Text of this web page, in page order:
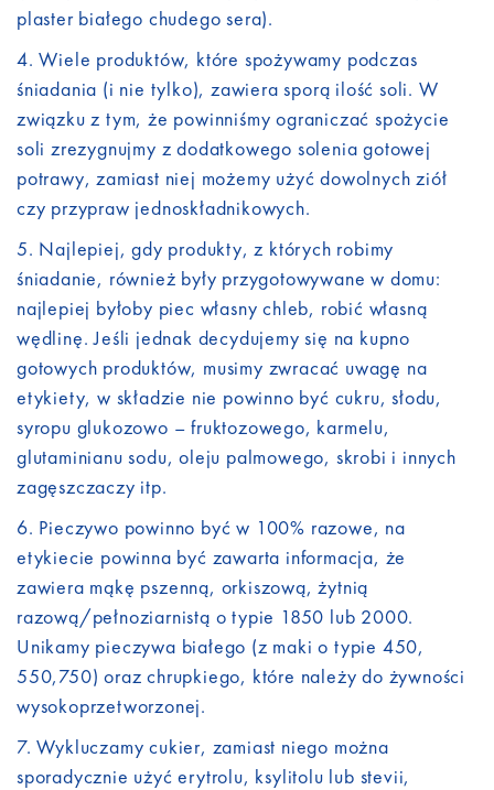
plaster białego chudego sera).
Wiele produktów, które spożywamy podczas
śniadania (i nie tylko), zawiera sporą ilość soli. W
związku z tym, że powinniśmy ograniczać spożycie
soli zrezygnujmy z dodatkowego solenia gotowej
potrawy, zamiast niej możemy użyć dowolnych ziół
czy przypraw jednoskładnikowych.
Najlepiej, gdy produkty, z których robimy
śniadanie, również były przygotowywane w domu:
najlepiej byłoby piec własny chleb, robić własną
wędlinę. Jeśli jednak decydujemy się na kupno
gotowych produktów, musimy zwracać uwagę na
etykiety, w składzie nie powinno być cukru, słodu,
syropu glukozowo – fruktozowego, karmelu,
glutaminianu sodu, oleju palmowego, skrobi i innych
zagęszczaczy itp.
Pieczywo powinno być w 100% razowe, na
etykiecie powinna być zawarta informacja, że
zawiera mąkę pszenną, orkiszową, żytnią
razową/pełnoziarnistą o typie 1850 lub 2000.
Unikamy pieczywa białego (z maki o typie 450,
550,750) oraz chrupkiego, które należy do żywności
wysokoprzetworzonej.
Wykluczamy cukier, zamiast niego można
sporadycznie użyć erytrolu, ksylitolu lub stevii,